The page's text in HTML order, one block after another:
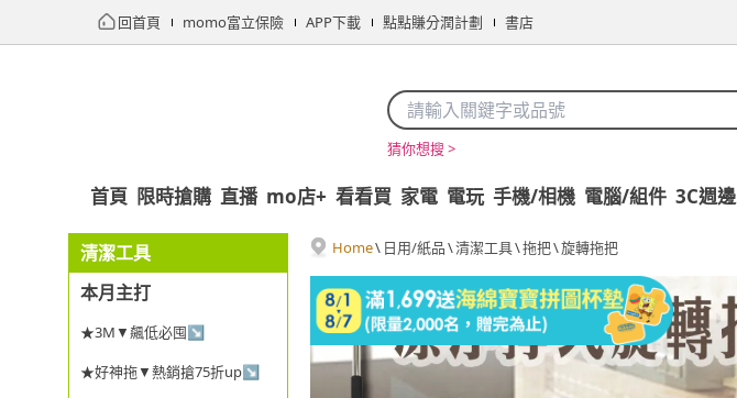
回首頁 momo富立保險 APP下載 點點賺分潤計劃 書店
猜你想搜 >
首頁 限時搶購 直播 mo店+ 看看買 家電 電玩 手機/相機 電腦/組件 3C週邊
清潔工具
本月主打
★3M▼飆低必囤↘
★好神拖▼熱銷搶75折up↘
Home\ 日用/紙品\清潔工具\拖把\旋轉拖把